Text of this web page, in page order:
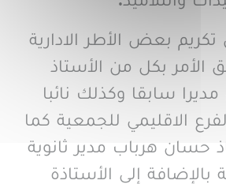
بعض الأطر الادارية
الأمر بكل من الأستاذ
سابقا وكذلك نائبا
الاقليمي للجمعية كما
حسان هرباب مدير ثانوية
بالإضافة إلى الأستاذة